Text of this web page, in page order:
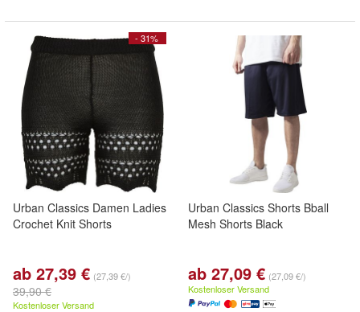
- 31%
Urban Classics Damen Ladies
Crochet Knit Shorts
ab 27,39 € (27,39 €/)
39,90 €
Kostenloser Versand
Urban Classics Shorts Bball
Mesh Shorts Black
ab 27,09 € (27,09 €/)
Kostenloser Versand